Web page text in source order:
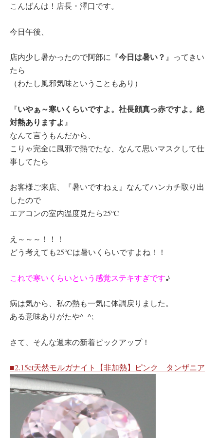
こんばんは！店長・澤口です。
今日午後、
店内少し暑かったので阿部に『今日は暑い？ 』ってきい
たら
（わたし風邪気味ということもあり）
『いやぁ～寒いくらいですよ。社長顔真っ赤ですよ。絶
対熱ありますよ 』
なんて言うもんだから、
こりゃ完全に風邪で熱でたな、なんて思いマスクして仕
事してたら
お客様ご来店、『暑いですねぇ』なんてハンカチ取り出
したので
エアコンの室内温度見たら25℃
え～～～！！！
どう考えても25℃は暑いくらいですよね！！
これで寒いくらいという感覚ステキすぎです♪
病は気から、私の熱も一気に体調戻りました。
ある意味ありがたや^_^;
さて、そんな週末の新着ピックアップ！
■2.15ct天然モルガナイト【非加熱】ピンク タンザニア